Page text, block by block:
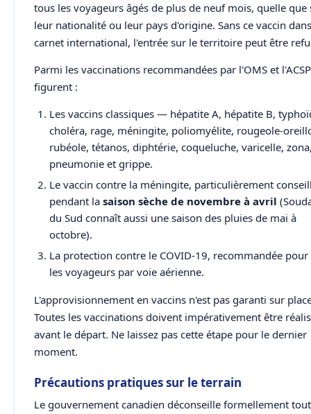
tous les voyageurs âgés de plus de neuf mois, quelle que
leur nationalité ou leur pays d'origine. Sans ce vaccin
carnet international, l'entrée sur le territoire peut être
Parmi les vaccinations recommandées par l'OMS et l'ACSP
figurent :
Les vaccins classiques — hépatite A, hépatite B,
choléra, rage, méningite, poliomyélite, rougeole-
rubéole, tétanos, diphtérie, coqueluche, varicelle,
pneumonie et grippe.
Le vaccin contre la méningite, particulièrement
pendant la saison sèche de novembre à avril
du Sud connaît aussi une saison des pluies de mai à
octobre).
La protection contre le COVID-19, recommandée
les voyageurs par voie aérienne.
L'approvisionnement en vaccins n'est pas garanti sur
Toutes les vaccinations doivent impérativement être
avant le départ. Ne laissez pas cette étape pour le dernier
moment.
Précautions pratiques sur le terrain
Le gouvernement canadien déconseille formellement tout